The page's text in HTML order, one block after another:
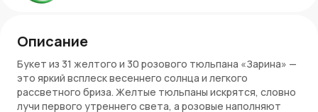
Описание
Букет из 31 желтого и 30 розового тюльпана «Зарина» —
это яркий всплеск весеннего солнца и легкого
рассветного бриза. Желтые тюльпаны искрятся, словно
лучи первого утреннего света, а розовые наполняют